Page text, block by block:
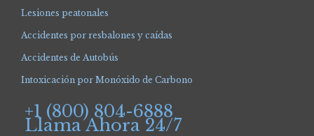
Lesiones peatonales
Accidentes por resbalones y caídas
Accidentes de Autobús
Intoxicación por Monóxido de Carbono
+1 (800) 804-6888
Llama Ahora 24/7